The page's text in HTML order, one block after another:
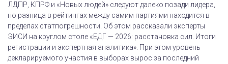
ЛДПР, КПРФ и «Новых людей» следуют далеко позади лидера,
но разница в рейтингах между самим партиями находится в
пределах статпогрешности. Об этом рассказали эксперты
ЭИСИ на круглом столе «ЕДГ — 2026: расстановка сил. Итоги
регистрации и экспертная аналитика». При этом уровень
декларируемого участия в выборах вырос за последний